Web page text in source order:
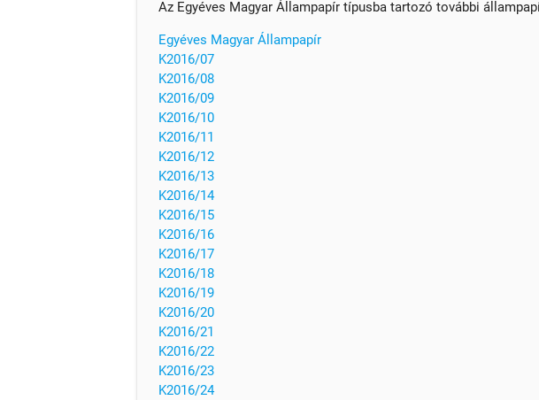
Az Egyéves Magyar Állampapír típusba tartozó további
Egyéves Magyar Állampapír
K2016/07
K2016/08
K2016/09
K2016/10
K2016/11
K2016/12
K2016/13
K2016/14
K2016/15
K2016/16
K2016/17
K2016/18
K2016/19
K2016/20
K2016/21
K2016/22
K2016/23
K2016/24